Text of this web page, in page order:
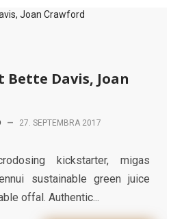
Bette Davis, Joan
— 27. SEPTEMBRA 2017
kickstarter, migas
sustainable green juice
offal. Authentic...